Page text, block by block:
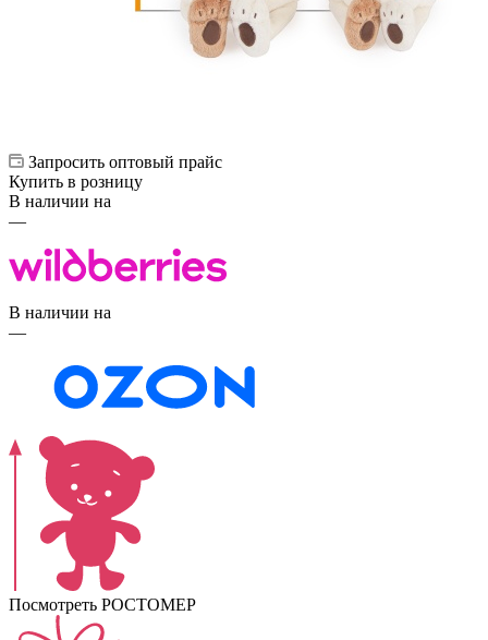
Запросить оптовый прайс
Купить в розницу
В наличии на
—
В наличии на
—
Посмотреть РОСТОМЕР